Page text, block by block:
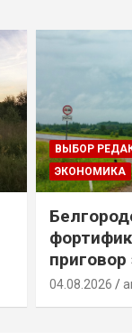
ВЫБОР
ЭКОНОМИКА
04.08.2026